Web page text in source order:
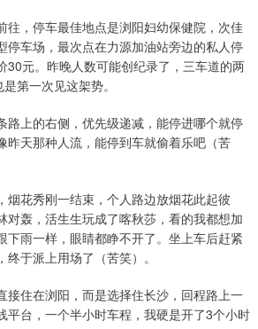
往，停车最佳地点是浏阳妇幼保健院，次佳
停车场，最次点在力源加油站旁边的私人停
30元。昨晚人数可能创纪录了，三车道的两
第一次见这架势。
路上的右侧，优先级递减，能停进哪个就停
昨天那种人流，能停到车就偷着乐吧（苦
烟花秀刚一结束，个人路边放烟花此起彼
对轰，活生生玩成了喀秋莎，看的我都想加
下雨一样，眼睛都睁不开了。坐上车后赶紧
于派上用场了（苦笑）。
接住在浏阳，而是选择住长沙，回程路上一
平台，一个半小时车程，我硬是开了3个小时